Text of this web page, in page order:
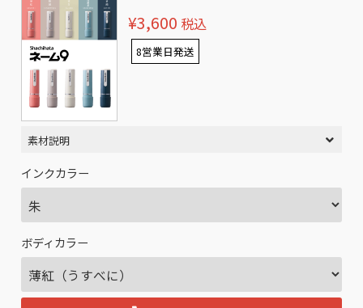
¥3,600 税込
8営業日発送
素材説明
インクカラー
ボディカラー